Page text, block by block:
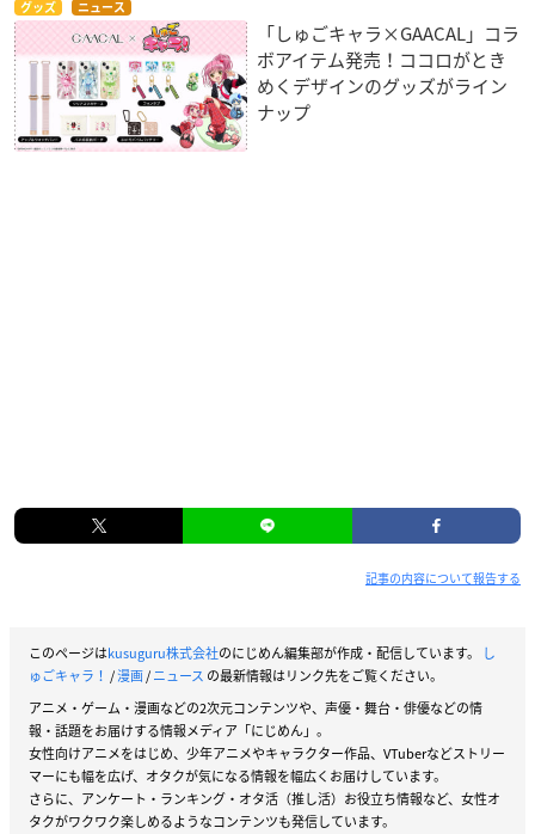
グッズ ニュース
「しゅごキャラ×GAACAL」コラ
ボアイテム発売！ココロがとき
めくデザインのグッズがライン
ナップ
記事の内容について報告する
このページはkusuguru株式会社のにじめん編集部が作成・配信しています。
し
ゅごキャラ！ /漫画/ニュース の最新情報はリンク先をご覧ください。
アニメ・ゲーム・漫画などの2次元コンテンツや、声優・舞台・俳優などの情
報・話題をお届けする情報メディア「にじめん」。
女性向けアニメをはじめ、少年アニメやキャラクター作品、VTuberなどストリー
マーにも幅を広げ、オタクが気になる情報を幅広くお届けしています。
さらに、アンケート・ランキング・オタ活（推し活）お役立ち情報など、女性オ
タクがワクワク楽しめるようなコンテンツも発信しています。